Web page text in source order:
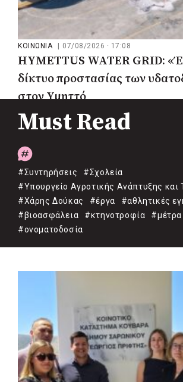
ΚΟΙΝΩΝΙΑ | 07/08/2026 · 17:08
HYMETTUS WATER GRID:
δίκτυο προστασίας των
στον Υμηττό
Must Read
#Συντηρήσεις
#Σχολεία
#Υπουργείο Αγροτικής Ανάπτυξης και
#Χάρης Δούκας
#έργα
#αθλητικές
#βιοασφάλεια
#κτηνοτροφία
#μέτρα
#ονοματοδοσία